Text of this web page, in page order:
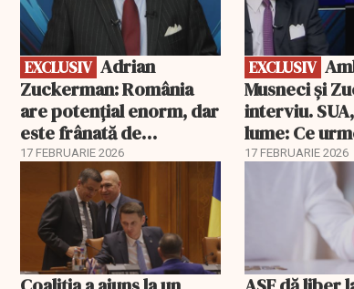
EXCLUSIV
Zuckerman: România
are potențial enorm, dar
este frânată de
corupție, companii de
stat și influența
propagandei ruse
17 FEBRUARIE 2026
EXCLUSIV Ambasadorii
Musneci și
interviu.
lume: Ce
pentru
17 FEBRUARIE 2026